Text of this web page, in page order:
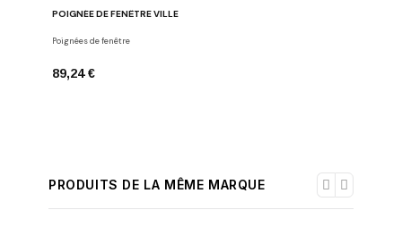
POIGNÉE DE FENÊTRE VILLE
Poignées de fenêtre
89,24 €
PRODUITS DE LA MÊME MARQUE